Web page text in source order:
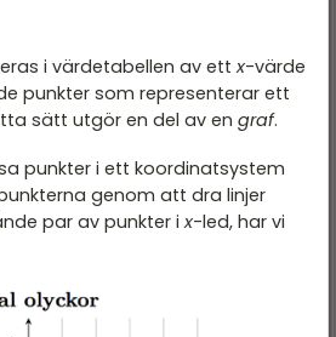
i värdetabellen av ettx-värde
punkter som representerar ett
sätt utgör en del av en graf.
punkter i ett koordinatsystem
genom att dra linjer
par av punkter ix-led, har vi